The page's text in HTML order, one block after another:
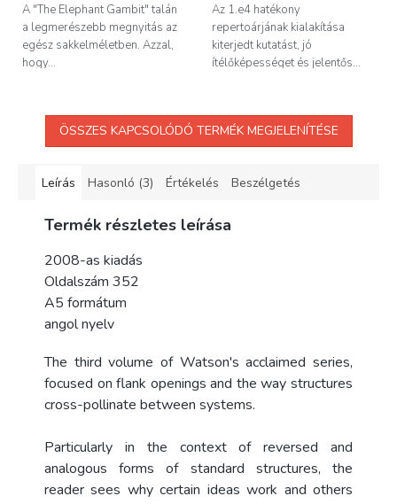
A "The Elephant Gambit" talán
a legmerészebb megnyitás az
egész sakkelméletben. Azzal,
hogy...
Az 1.e4 hatékony
repertoárjának kialakítása
kiterjedt kutatást, jó
ítélőképességet és jelentős...
ÖSSZES KAPCSOLÓDÓ TERMÉK MEGJELENÍTÉSE
Leírás Hasonló (3) Értékelés Beszélgetés
Termék részletes leírása
2008-as kiadás
Oldalszám 352
A5 formátum
angol nyelv
The third volume of Watson's acclaimed series,
focused on flank openings and the way structures
cross-pollinate between systems.
Particularly in the context of reversed and
analogous forms of standard structures, the
reader sees why certain ideas work and others